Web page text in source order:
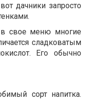
дачники запросто
в свое меню многие
сладковатым
Его обычно
сорт напитка.